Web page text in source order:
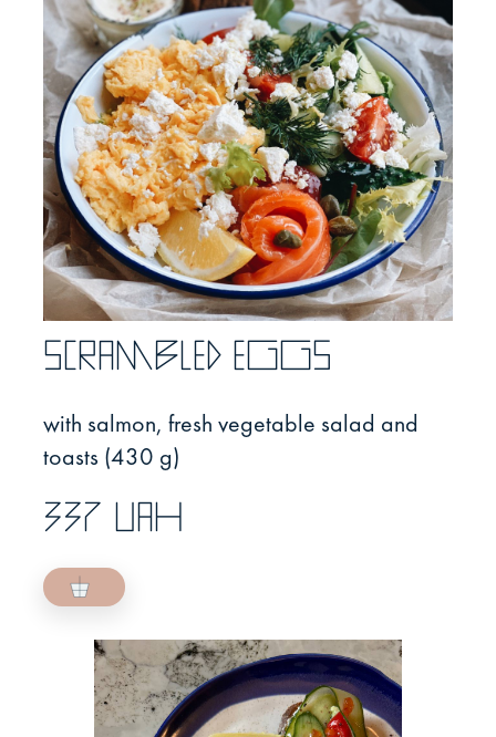
Scrambled eggs
with salmon, fresh vegetable salad and
toasts (430 g)
337 UAH